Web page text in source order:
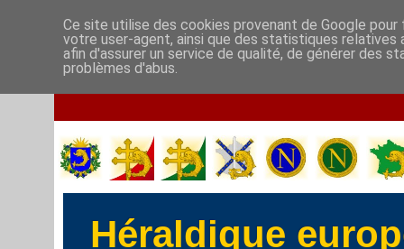
Héraldique
Ce site utilise des cookies provenant de Google
votre user-agent, ainsi que des statistiques
afin d'assurer un service de qualité, de générer des
problèmes d'abus.